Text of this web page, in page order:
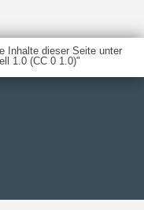
Inhalte dieser Seite unter